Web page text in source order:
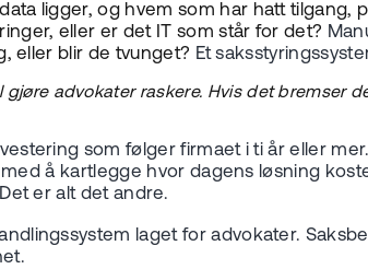
ligger, og hvem som har hatt tilgang,
eller er det IT som står for det?
eller blir de tvunget? Et
advokater raskere. Hvis det bremser
som følger firmaet i ti år eller
å kartlegge hvor dagens løsning
er alt det andre.
laget for advokater.